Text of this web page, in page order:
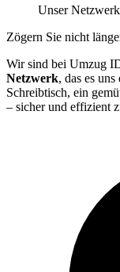
Unser
Zögern Sie nicht
Wir sind bei Umzug
Netzwerk, das es
Schreibtisch, ein
– sicher und effizient